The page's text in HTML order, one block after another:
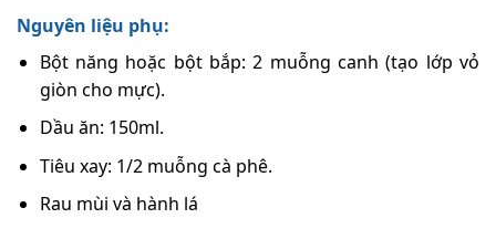
Nguyên liệu phụ:
Bột năng hoặc bột bắp: 2 muỗng canh (tạo lớp vỏ
giòn cho mực).
Dầu ăn: 150ml.
Tiêu xay: 1/2 muỗng cà phê.
Rau mùi và hành lá